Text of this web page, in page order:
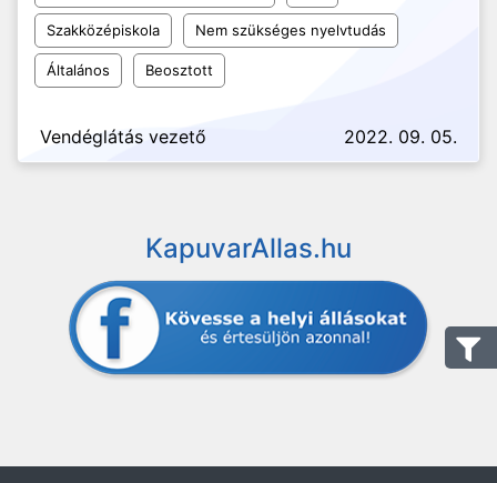
Szakközépiskola Nem szükséges nyelvtudás
Általános Beosztott
Vendéglátás vezető 2022. 09. 05.
KapuvarAllas.hu